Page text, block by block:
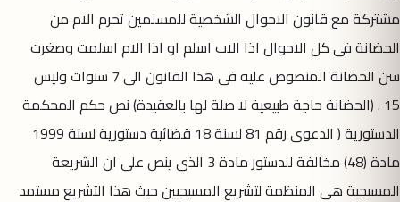
مشتركة مع قانون الاحوال الشخصية للمسلمين تحرم الام من
الحضانة فى كل الاحوال اذا الاب اسلم او اذا الام اسلمت وصغرت
سن الحضانة المنصوص عليه فى هذا القانون الى 7 سنوات وليس
15 . (الحضانة حاجة طبيعية لا صلة لها بالعقيدة) نص حكم المحكمة
الدستورية ( الدعوى رقم 81 لسنة 18 قضائية دستورية لسنة 1999
مادة (48) مخالفة للدستور مادة 3 الذي ينص على ان الشريعة
المسيحية هى المنظمة لتشريع المسيحيين حيث هذا التشريع مستمد